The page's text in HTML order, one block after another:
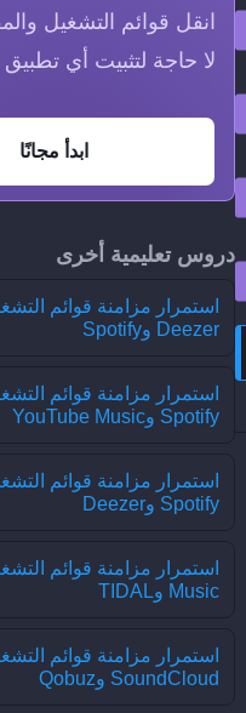
انقل قوائم التشغيل
لا حاجة لتثبيت أي تطبيق
ابدأ مجانًا
دروس تعليمية أخرى
استمرار مزامنة قوائم
Deezer وSpotify
استمرار مزامنة قوائم
Spotify وYouTube Music
استمرار مزامنة قوائم
Spotify وDeezer
Music وTIDAL
استمرار مزامنة قوائم
SoundCloud وQobuz